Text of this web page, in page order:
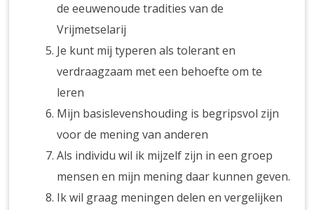
de eeuwenoude tradities van de
Vrijmetselarij
Je kunt mij typeren als tolerant en
verdraagzaam met een behoefte om te
leren
Mijn basislevenshouding is begripsvol zijn
voor de mening van anderen
Als individu wil ik mijzelf zijn in een groep
mensen en mijn mening daar kunnen geven.
Ik wil graag meningen delen en vergelijken